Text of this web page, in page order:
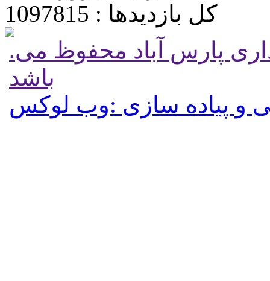
کل بازدیدها : 1097815
.تمامی حقوق برای پایگاه شهرداری پارس آباد محفوظ می
باشد
و پیاده سازی :وب لوکس